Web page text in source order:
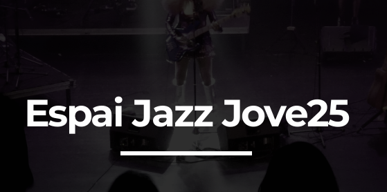
Espai Jazz Jove25